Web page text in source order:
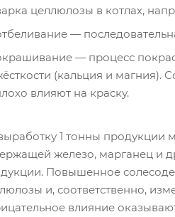
целлюлозы в котлах,
—
— процесс
(кальция и магния).
влияют на краску.
1 тонны продукции
железо, марганец и
Повышенное
и, соответственно,
влияние
ВАШ МЕНЕДЖЕР
Руслан Насибуллин
+7 903 578-27-20